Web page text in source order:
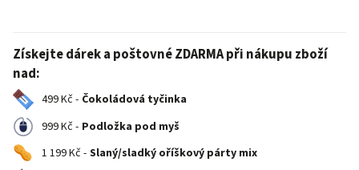
Získejte dárek a poštovné ZDARMA při nákupu zboží
nad:
499 Kč - Čokoládová tyčinka
999 Kč - Podložka pod myš
1 199 Kč - Slaný/sladký oříškový párty mix